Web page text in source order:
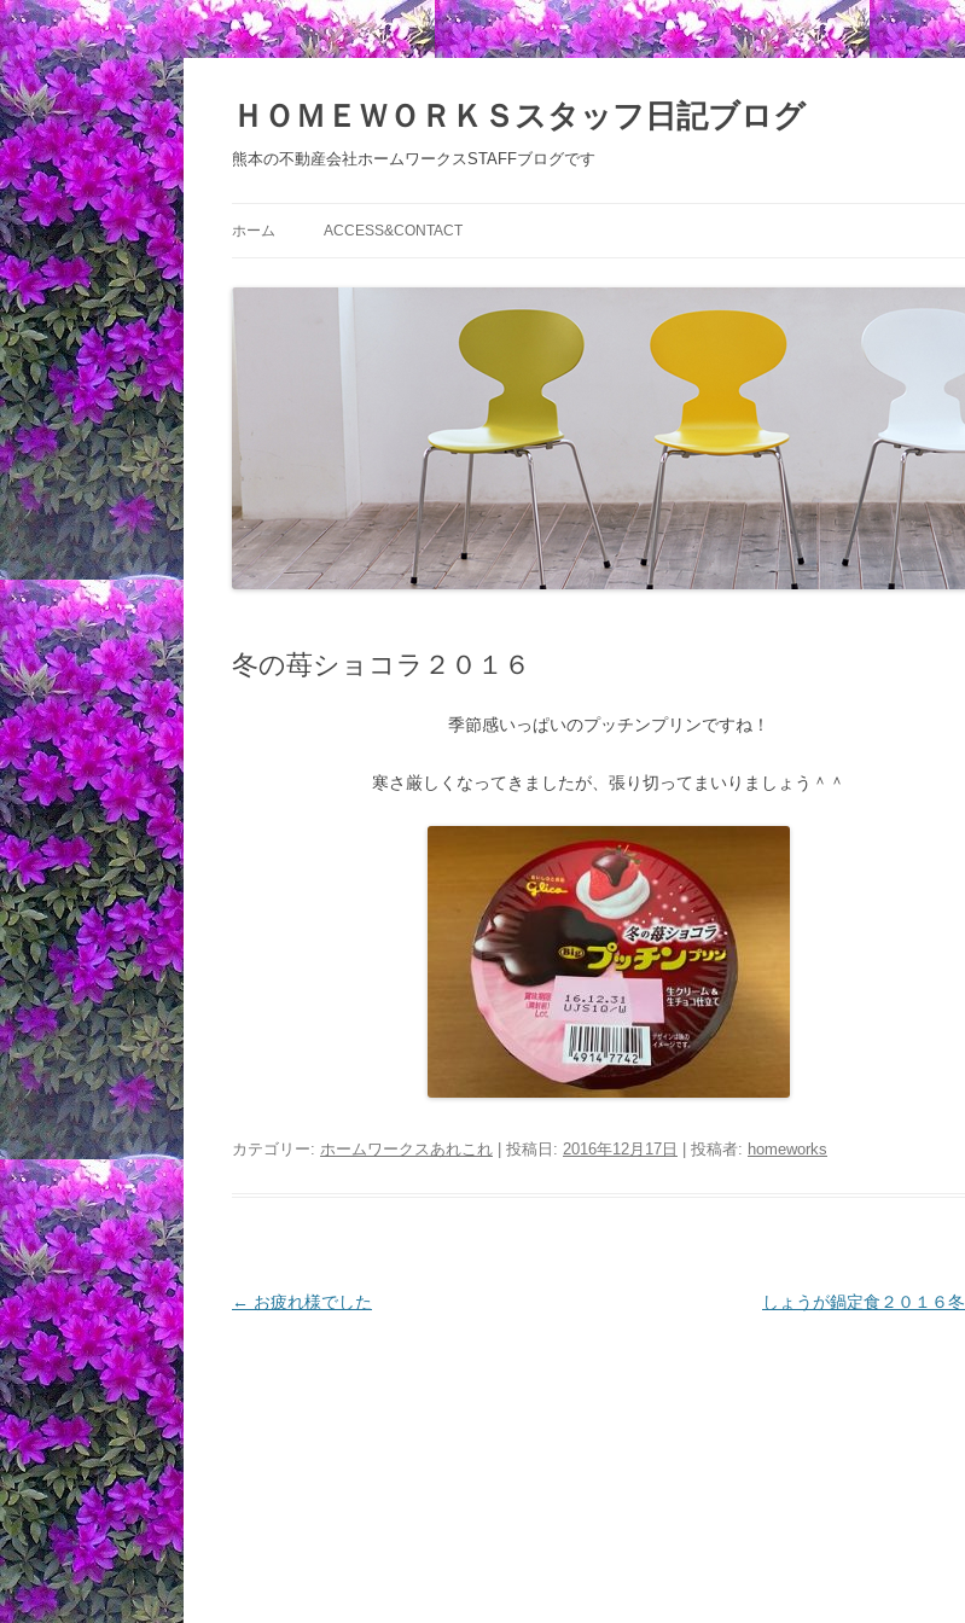
ン
ツ
へ
ス
ＨＯＭＥＷＯＲＫＳスタッフ日記ブログ
熊本の不動産会社ホームワークスSTAFFブログです
ホーム ACCESS&CONTACT
冬の苺ショコラ２０１６
季節感いっぱいのプッチンプリンですね！
寒さ厳しくなってきましたが、張り切ってまいりましょう＾＾
カテゴリー: ホームワークスあれこれ | 投稿日: 2016年12月17日 投稿者: homeworks
投
← お疲れ様でした しょうが鍋定食２０１６冬